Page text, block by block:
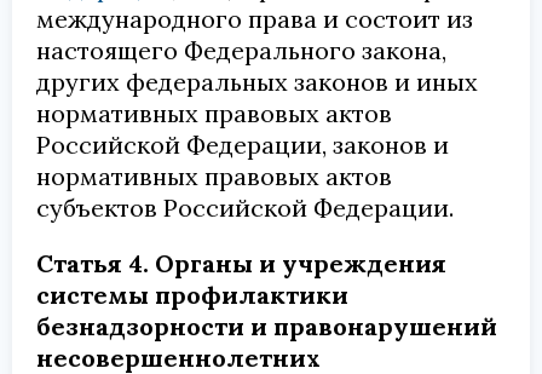
международного права и состоит из
настоящего Федерального закона,
других федеральных законов и иных
нормативных правовых актов
Российской Федерации, законов и
нормативных правовых актов
субъектов Российской Федерации.
Статья 4. Органы и учреждения
системы профилактики
безнадзорности и правонарушений
несовершеннолетних